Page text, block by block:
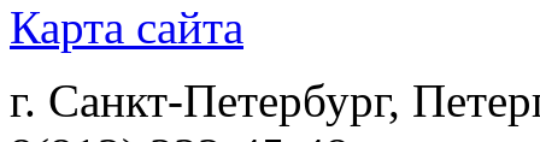
Карта сайта
г. Санкт-Петербург,